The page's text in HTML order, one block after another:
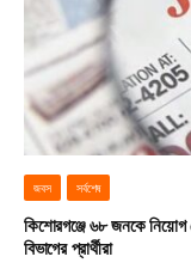
জবস সর্বশেষ
কিশোরগঞ্জে ৬৮ জনকে নিয়োগ
বিভাগের প্রার্থীরা